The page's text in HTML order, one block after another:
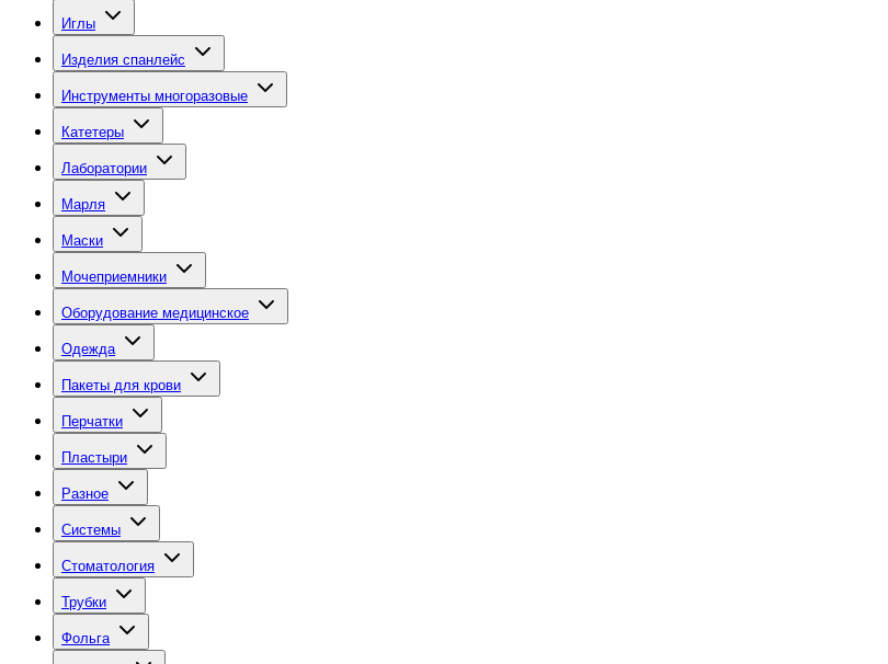
Иглы
Изделия спанлейс
Инструменты многоразовые
Катетеры
Лаборатории
Марля
Маски
Мочеприемники
Оборудование медицинское
Одежда
Пакеты для крови
Перчатки
Пластыри
Разное
Системы
Стоматология
Трубки
Фольга